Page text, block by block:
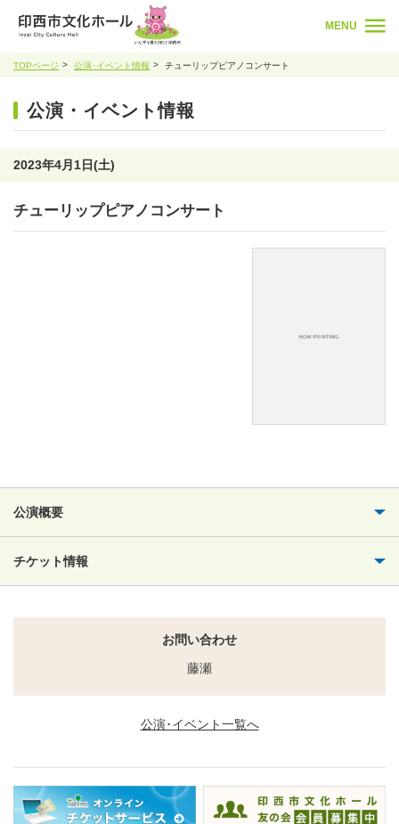
MENU
TOPページ 公演･イベント情報 チューリップピアノコンサート
公演・イベント情報
2023年4月1日(土)
チューリップピアノコンサート
公演概要
チケット情報
お問い合わせ
藤瀬
公演･イベント一覧へ